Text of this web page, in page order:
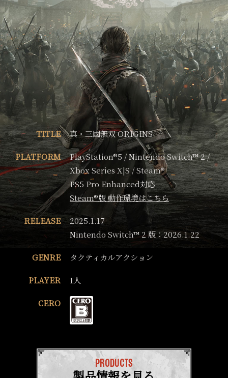
TITLE 真・三國無双 ORIGINS
PLATFORM
PlayStation®5 / Nintendo Switch™ 2 /
Xbox Series X|S / Steam®
PS5 Pro Enhanced対応
Steam®版 動作環境はこちら
RELEASE
2025.1.17
Nintendo Switch™ 2 版：2026.1.22
GENRE タクティカルアクション
PLAYER 1人
CERO
PRODUCTS